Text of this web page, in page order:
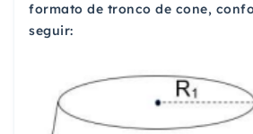
formato de tronco de cone,
seguir: